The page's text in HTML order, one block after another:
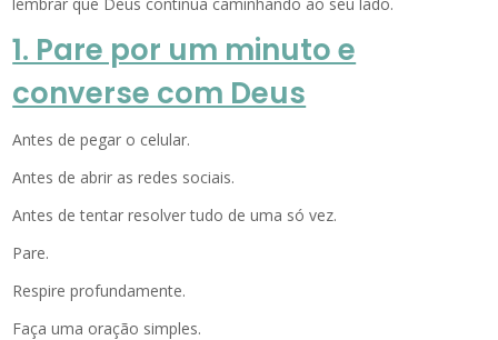
1. Pare por um minuto e
converse com Deus
Antes de pegar o celular.
Antes de abrir as redes sociais.
Antes de tentar resolver tudo de uma só vez.
Pare.
Respire profundamente.
Faça uma oração simples.